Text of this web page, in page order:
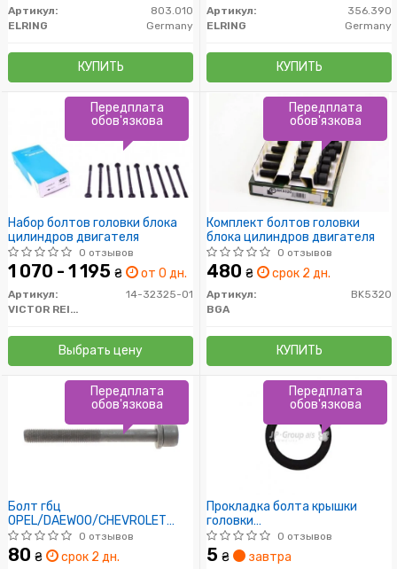
Артикул:
803.010
ELRING
Germany
КУПИТЬ
Артикул:
356.390
ELRING
Germany
КУПИТЬ
Набор болтов головки блока
цилиндров двигателя
0 отзывов
1 070 - 1 195 ₴ от 0 дн.
Артикул:
14-32325-01
VICTOR REINZ
Выбрать цену
Передплата
обов'язкова
Комплект болтов головки
блока цилиндров двигателя
0 отзывов
480 ₴ срок 2 дн.
Артикул:
BK5320
BGA
КУПИТЬ
Передплата
обов'язкова
Болт гбц
OPEL/DAEWOO/CHEVROLET
(пр-во FEBI)
0 отзывов
80 ₴ срок 2 дн.
Передплата
обов'язкова
Прокладка болта крышки
головки
Nubira/Astra/Vectra/Zafira
0 отзывов
5 ₴ завтра
Передплата
обов'язкова